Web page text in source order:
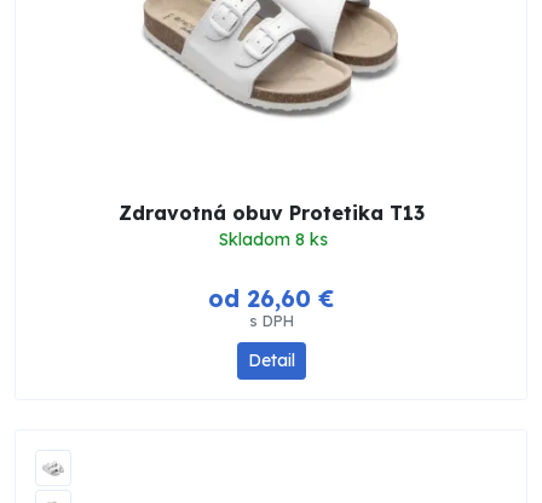
Zdravotná obuv Protetika T13
Skladom 8 ks
od 26,60 €
s DPH
Detail